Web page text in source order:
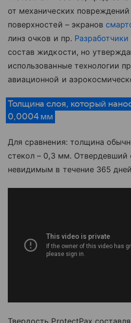
от механических
поверхностей – экранов
линз очков и пр. Разработчики
состав жидкости, но
использованные технологии
авиационной и
Толщина слоя, который
0,0004 мм
Для сравнения: толщина
стекол – 0,3 мм. Отвердевший
невидимым в течение 365
Твердость ProtectPax